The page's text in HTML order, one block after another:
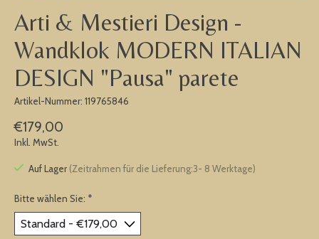
Arti & Mestieri Design -
Wandklok MODERN ITALIAN
DESIGN "Pausa" parete
Artikel-Nummer: 119765846
€179,00
Inkl. MwSt.
Auf Lager (Zeitrahmen für die Lieferung:3- 8 Werktage)
Bitte wählen Sie: *